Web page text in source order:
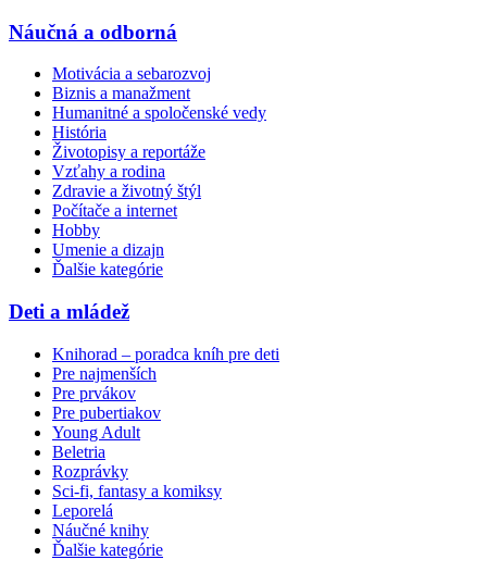
Náučná a odborná
Motivácia a sebarozvoj
Biznis a manažment
Humanitné a spoločenské vedy
História
Životopisy a reportáže
Vzťahy a rodina
Zdravie a životný štýl
Počítače a internet
Hobby
Umenie a dizajn
Ďalšie kategórie
Deti a mládež
Knihorad – poradca kníh pre deti
Pre najmenších
Pre prvákov
Pre pubertiakov
Young Adult
Beletria
Rozprávky
Sci-fi, fantasy a komiksy
Leporelá
Náučné knihy
Ďalšie kategórie